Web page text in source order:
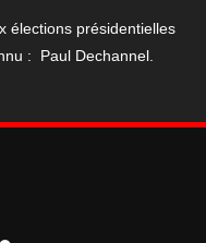
élections présidentielles
: Paul Dechannel.